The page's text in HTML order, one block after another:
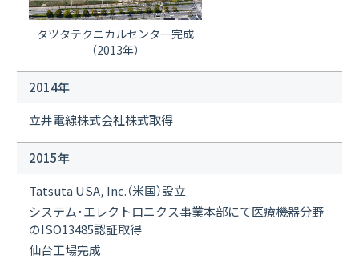
タツタテクニカルセンター完成
（2013年）
2014年
立井電線株式会社株式取得
2015年
Tatsuta USA, Inc.（米国）設立
システム・エレクトロニクス事業本部にて医療機器分野
のISO13485認証取得
仙台工場完成